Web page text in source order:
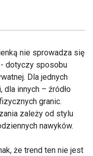
nie sprowadza się
dotyczy sposobu
Dla jednych
innych – źródło
granic.
zależy od stylu
nawyków.
że trend ten nie jest